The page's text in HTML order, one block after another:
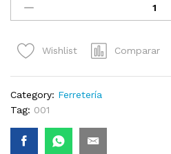
Digital
quantity
Wishlist Comparar
Category: Ferretería
Tag: 001